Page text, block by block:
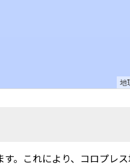
地
。これにより、コロプレ